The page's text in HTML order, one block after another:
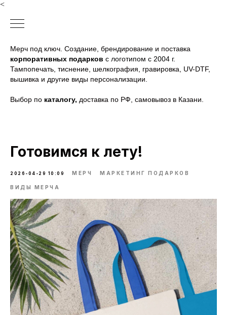
<
Мерч под ключ. Создание, брендирование и поставка
корпоративных подарков с логотипом с 2004 г.
Тампопечать, тиснение, шелкография, гравировка, UV-DTF,
вышивка и другие виды персонализации.
Выбор по каталогу, доставка по РФ, самовывоз в Казани.
Готовимся к лету!
2026-04-29 10:09 МЕРЧ МАРКЕТИНГ ПОДАРКОВ
ВИДЫ МЕРЧА